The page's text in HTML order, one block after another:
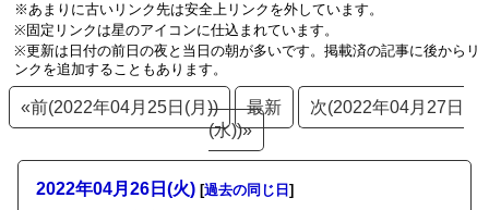
※あまりに古いリンク先は安全上リンクを外しています。
※固定リンクは星のアイコンに仕込まれています。
※更新は日付の前日の夜と当日の朝が多いです。掲載済の記事に後からリ
ンクを追加することもあります。
«前(2022年04月25日(月)) 最新
次(2022年04月27日
(水))»
2022年04月26日(火) [過去の同じ日 ]